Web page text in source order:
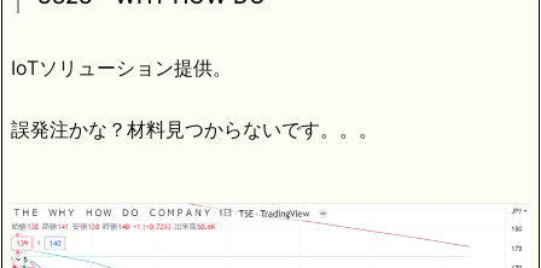
IoTソリューション提供。
誤発注かな？材料見つからないです。。。